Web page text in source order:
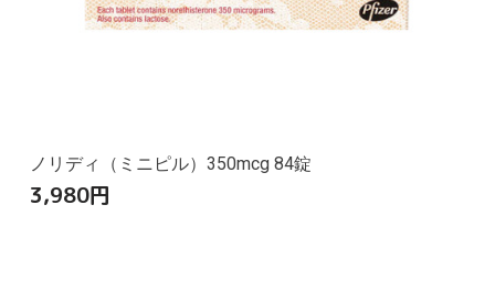
ノリディ（ミニピル）350mcg 84錠
3,980円